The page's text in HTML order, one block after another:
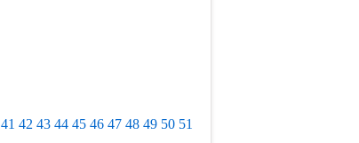
41 42 43 44 45 46 47 48 49 50 51